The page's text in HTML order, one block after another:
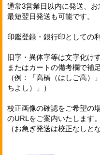
通常3営業日以内に発送、
最短翌日発送も可能です。
印鑑登録・銀行印としての
旧字・異体字等は文字化け
またはカートの備考欄で補
（例：「高橋（はしご高）
ちよし）」）
校正画像の確認をご希望の
のURLをご案内いたします。
（お急ぎ発送は校正なしと